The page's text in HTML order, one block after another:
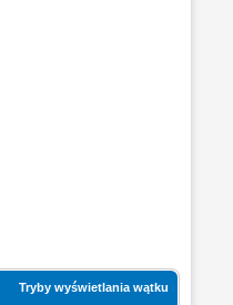
Tryby wyświetlania wątku